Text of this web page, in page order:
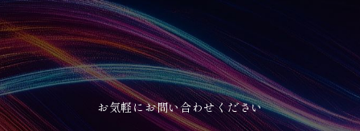
お気軽にお問い合わせください